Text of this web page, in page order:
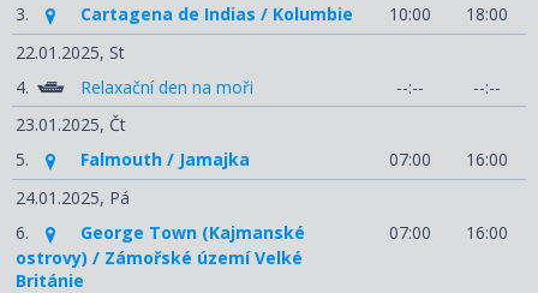
3.
Cartagena de Indias / Kolumbie 10:00
18:00
22.01.2025, St
4.
Relaxační den na moři --:--
--:--
23.01.2025, Čt
5.
Falmouth / Jamajka 07:00
16:00
24.01.2025, Pá
6.
George Town (Kajmanské
ostrovy) / Zámořské území Velké
Británie
07:00 16:00